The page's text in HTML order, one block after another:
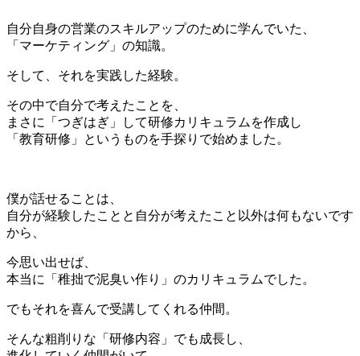
自分自身の営業のスキルアップのために学んでいた、
「マーケティング」の知識。
そして、それを実践した経験。
その中で自分で考えたことを、
まさに「つぎはぎ」して研修カリキュラムを作成し
「教育研修」というものを手探りで始めました。
僕が話せることは、
自分が経験したことと自分が考えたこと以外は何もないです
から、
今思い出せば、
本当に「稚拙で泥臭い作り」のカリキュラムでした。
でもそれを喜んで受講してくれる仲間。
そんな粗削りな「研修内容」でも成長し、